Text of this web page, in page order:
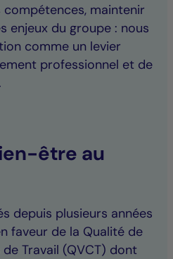
maintenir
enjeux du groupe : nous
comme un levier
professionnel et de
être au
depuis plusieurs années
faveur de la Qualité de
Travail (QVCT) dont